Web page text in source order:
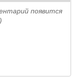
появится